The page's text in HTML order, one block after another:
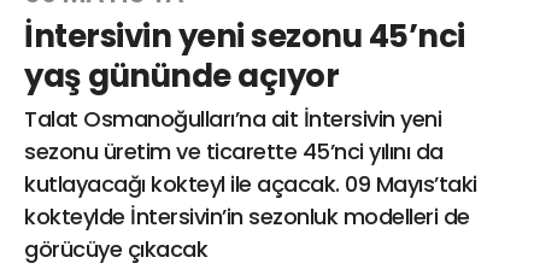
İntersivin yeni sezonu 45’nci
yaş gününde açıyor
Talat Osmanoğulları’na ait İntersivin yeni
sezonu üretim ve ticarette 45’nci yılını da
kutlayacağı kokteyl ile açacak. 09 Mayıs’taki
kokteylde İntersivin’in sezonluk modelleri de
görücüye çıkacak
Web TV
Hacı Halil Mahallesi, İsmetpaşa
Caddesi, Beşiroğlu Altın Han Kat: 1
(BİLKAR)Gebze - KOCAELİ